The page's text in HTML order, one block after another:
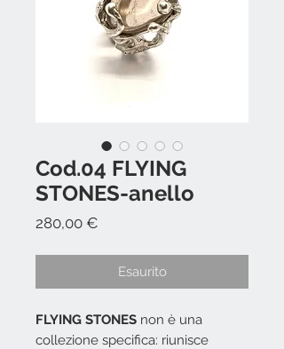
Cod.04 FLYING
STONES-anello
280,00 €
Esaurito
FLYING STONES non è una
collezione specifica: riunisce